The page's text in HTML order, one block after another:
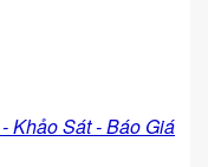
Khảo Sát - Báo Giá